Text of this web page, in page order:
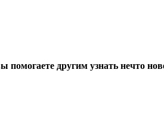
помогаете другим узнать нечто